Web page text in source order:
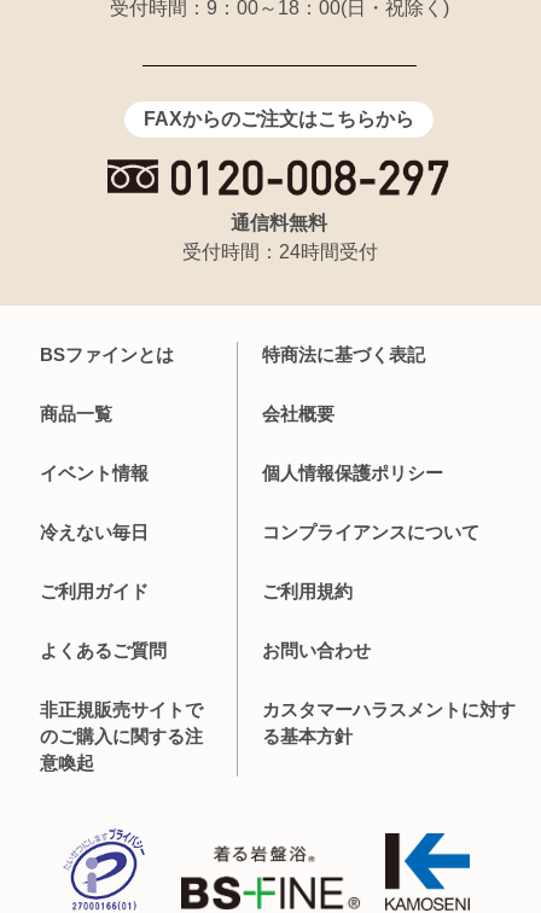
受付時間：9：00～18：00(日・祝除く)
FAXからのご注文はこちらから
通信料無料
受付時間：24時間受付
BSファインとは
商品一覧
イベント情報
冷えない毎日
ご利用ガイド
よくあるご質問
非正規販売サイトで
のご購入に関する注
意喚起
特商法に基づく表記
会社概要
個人情報保護ポリシー
コンプライアンスについて
ご利用規約
お問い合わせ
カスタマーハラスメントに対す
る基本方針